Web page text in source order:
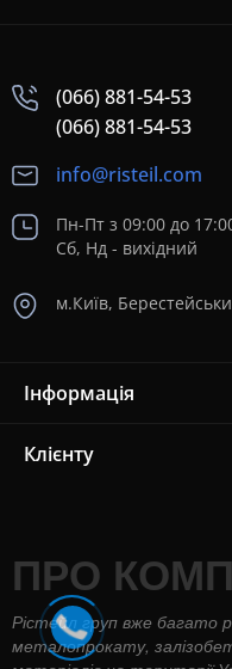
(066) 881-54-53
(066) 881-54-53
info@risteil.com
Пн-Пт з 09:00 до
Сб, Нд - вихідний
м.Київ,
Інформація
Клієнту
ПРО
Рістейл груп вже багато
металопрокату,